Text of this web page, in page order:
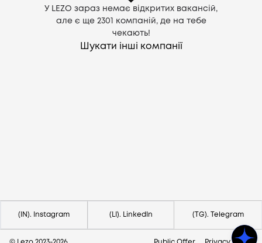
У LEZO зараз немає відкритих вакансій,
але є ще 2301
компаній, де на тебе
чекають!
Шукати інші компанії
(IN). Instagram (LI). LinkedIn (TG). Telegram